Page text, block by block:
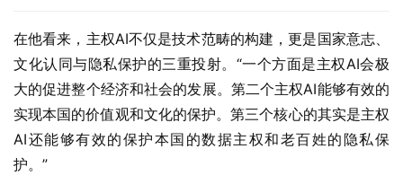
在他看来，主权AI不仅是技术范畴的构建，更是国家意志、
文化认同与隐私保护的三重投射。“一个方面是主权AI会极
大的促进整个经济和社会的发展。第二个主权AI能够有效的
实现本国的价值观和文化的保护。第三个核心的其实是主权
AI还能够有效的保护本国的数据主权和老百姓的隐私保
护。”